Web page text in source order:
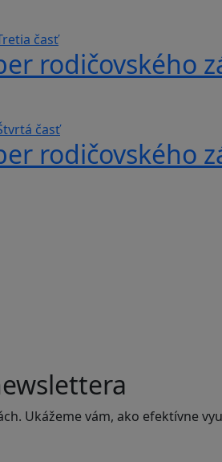
rodičovského
rodičovského
Ukážeme vám, ako efektívne